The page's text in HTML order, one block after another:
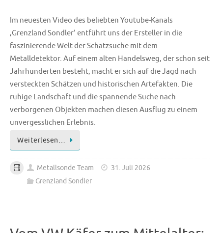
Im neuesten Video des beliebten Youtube-Kanals
‚Grenzland Sondler‘ entführt uns der Ersteller in die
faszinierende Welt der Schatzsuche mit dem
Metalldetektor. Auf einem alten Handelsweg, der schon seit
Jahrhunderten besteht, macht er sich auf die Jagd nach
versteckten Schätzen und historischen Artefakten. Die
ruhige Landschaft und die spannende Suche nach
verborgenen Objekten machen diesen Ausflug zu einem
unvergesslichen Erlebnis.
Weiterlesen…
Metallsonde Team
31. Juli 2026
Grenzland Sondler